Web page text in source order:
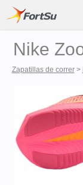
Nike
Zapatillas de correr>